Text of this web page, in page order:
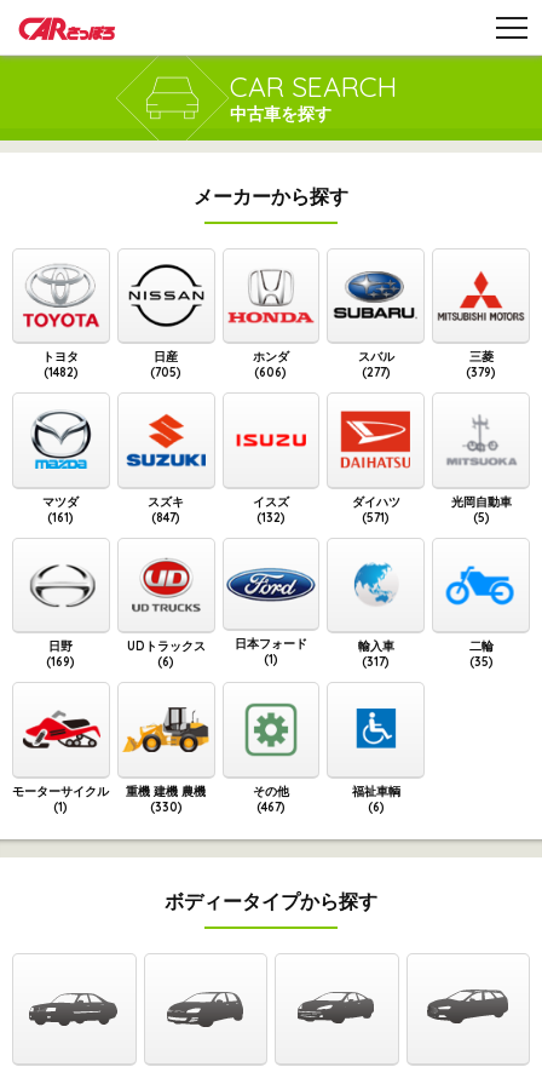
CAR SEARCH
中古車を探す
メーカーから探す
トヨタ
(1482)
日産
(705)
ホンダ
(606)
スバル
(277)
三菱
(379)
マツダ
(161)
スズキ
(847)
イスズ
(132)
ダイハツ
(571)
光岡自動車
(5)
日野
(169)
UDトラックス
(6)
日本フォード
(1)
輸入車
(317)
二輪
(35)
モーターサイクル
(1)
重機 建機 農機
(330)
その他
(467)
福祉車輌
(6)
ボディータイプから探す